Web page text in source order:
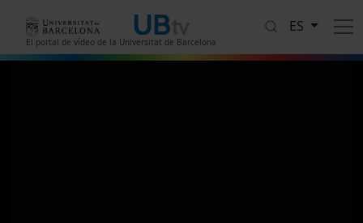
El portal de vídeo de la Universitat de Barcelona
ES